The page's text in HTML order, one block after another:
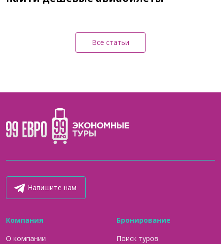
Все статьи
Напишите нам
Компания
О компании
Бронирование
Поиск туров